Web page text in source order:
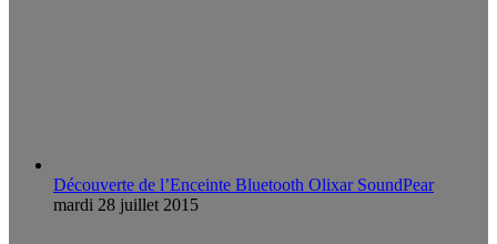
Découverte de l’Enceinte Bluetooth Olixar SoundPear
mardi 28 juillet 2015